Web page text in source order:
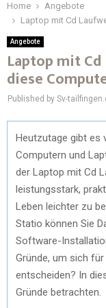
Home
Angebote
Laptop mit Cd
Angebote
Laptop mit
diese
Published by Sv-
Heutzutage gibt es
Computern und
der Laptop mit Cd
leistungsstark,
Leben leichter zu
Statio können Sie
Software-
Gründe, um sich
entscheiden? In
Gründe betrachten.